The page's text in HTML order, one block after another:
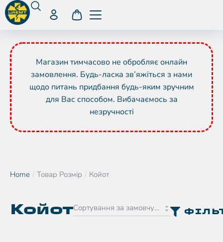
Магазин тимчасово не обробляє онлайн
замовлення. Будь-ласка зв’яжіться з нами
щодо питань придбання будь-яким зручним
для Вас способом. Вибачаємось за
незручності
You are here:
Home Товар Розмір Койот
Койот